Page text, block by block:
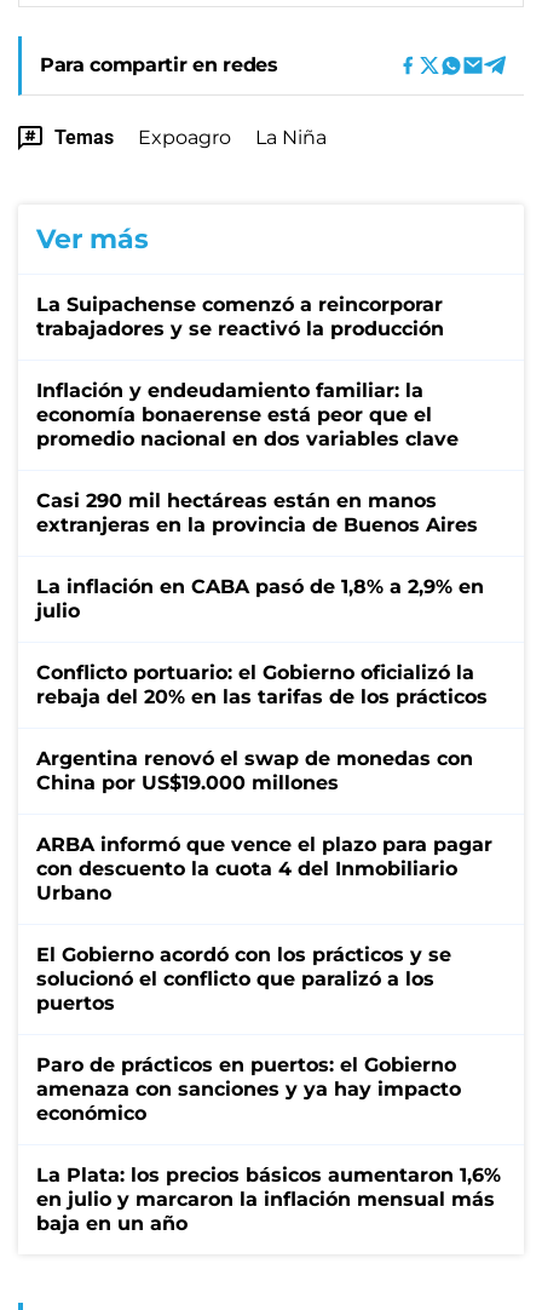
Para compartir en redes
Temas Expoagro La Niña
Ver más
La Suipachense comenzó a reincorporar
trabajadores y se reactivó la producción
Inflación y endeudamiento familiar: la
economía bonaerense está peor que el
promedio nacional en dos variables clave
Casi 290 mil hectáreas están en manos
extranjeras en la provincia de Buenos Aires
La inflación en CABA pasó de 1,8% a 2,9% en
julio
Conflicto portuario: el Gobierno oficializó la
rebaja del 20% en las tarifas de los prácticos
Argentina renovó el swap de monedas con
China por US$19.000 millones
ARBA informó que vence el plazo para pagar
con descuento la cuota 4 del Inmobiliario
Urbano
El Gobierno acordó con los prácticos y se
solucionó el conflicto que paralizó a los
puertos
Paro de prácticos en puertos: el Gobierno
amenaza con sanciones y ya hay impacto
económico
La Plata: los precios básicos aumentaron 1,6%
en julio y marcaron la inflación mensual más
baja en un año